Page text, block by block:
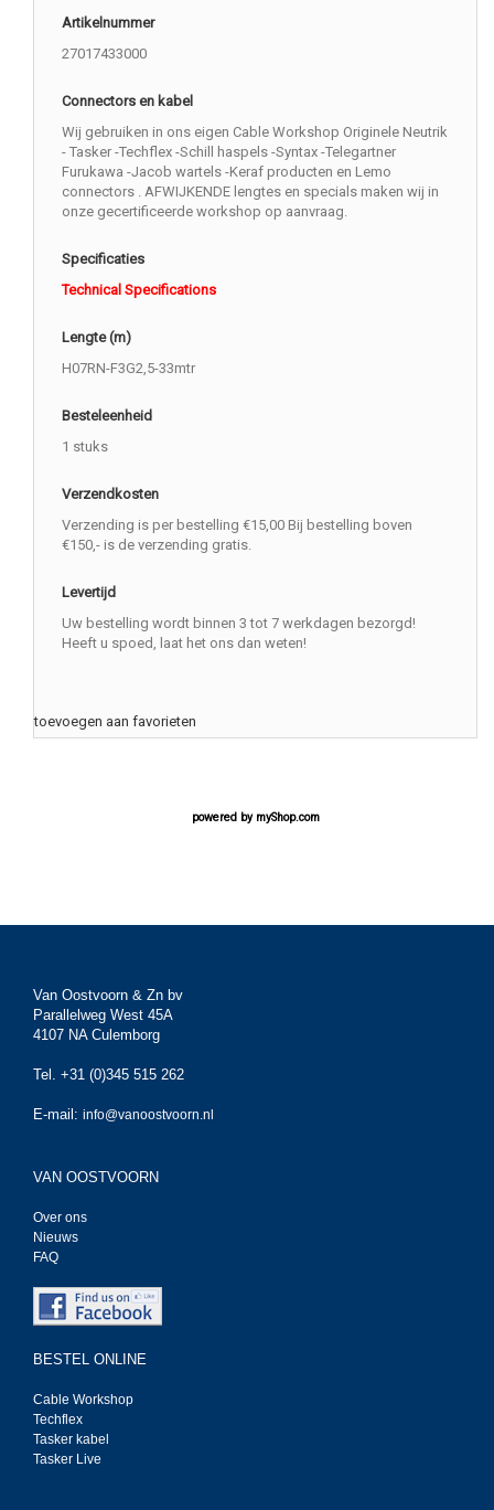
Artikelnummer
27017433000
Connectors en kabel
Wij gebruiken in ons eigen Cable Workshop Originele Neutrik
- Tasker -Techflex -Schill haspels -Syntax -Telegartner
Furukawa -Jacob wartels -Keraf producten en Lemo
connectors . AFWIJKENDE lengtes en specials maken wij in
onze gecertificeerde workshop op aanvraag.
Specificaties
Technical Specifications
Lengte (m)
H07RN-F3G2,5-33mtr
Besteleenheid
1 stuks
Verzendkosten
Verzending is per bestelling €15,00 Bij bestelling boven
€150,- is de verzending gratis.
Levertijd
Uw bestelling wordt binnen 3 tot 7 werkdagen bezorgd!
Heeft u spoed, laat het ons dan weten!
toevoegen aan favorieten
powered by myShop.com
Van Oostvoorn & Zn bv
Parallelweg West 45A
4107 NA Culemborg
Tel. +31 (0)345 515 262
E-mail: info@vanoostvoorn.nl
VAN OOSTVOORN
Over ons
Nieuws
FAQ
BESTEL ONLINE
Cable Workshop
Techflex
Tasker kabel
Tasker Live